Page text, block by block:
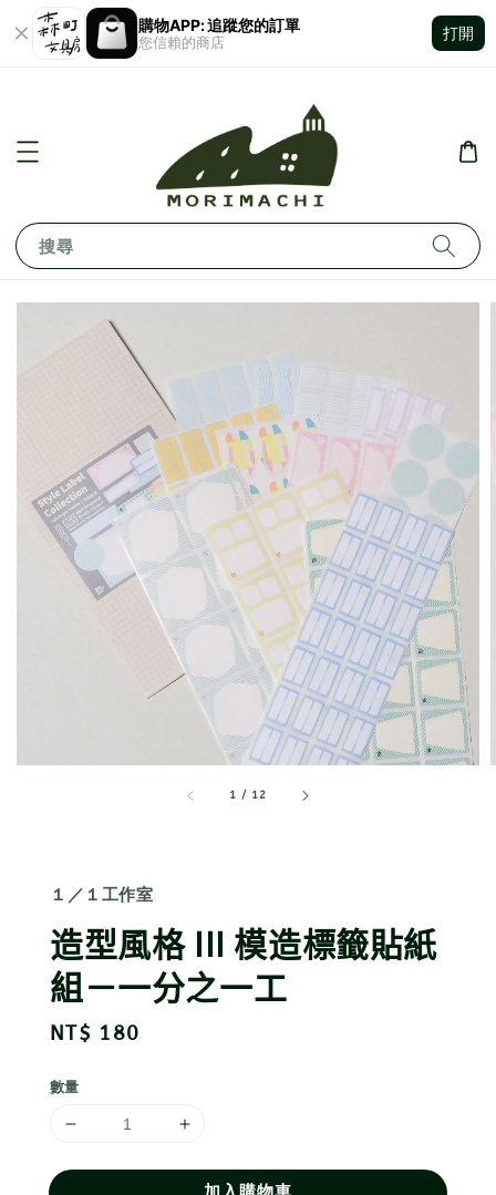
購物APP: 追蹤您的訂單
您信賴的商店
打開
搜尋
1 / 12
１／１工作室
造型風格 III 模造標籤貼紙
組－一分之一工
Regular
NT$ 180
數量